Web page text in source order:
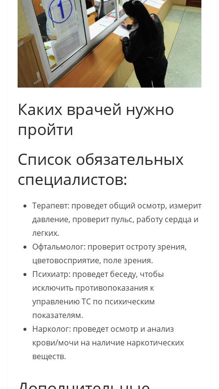
Каких врачей нужно
пройти
Список обязательных
специалистов:
Терапевт: проведет общий осмотр, измерит
давление, проверит пульс, работу сердца и
легких.
Офтальмолог: проверит остроту зрения,
цветовосприятие, поле зрения.
Психиатр: проведет беседу, чтобы
исключить противопоказания к
управлению ТС по психическим
показателям.
Нарколог: проведет осмотр и анализ
крови/мочи на наличие наркотических
веществ.